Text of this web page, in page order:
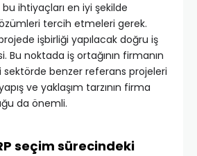
ihtiyaçları en iyi şekilde
tercih etmeleri gerek.
işbirliği yapılacak doğru iş
Bu noktada iş ortağının firmanın
benzer referans projeleri
ve yaklaşım tarzının firma
da önemli.
seçim sürecindeki